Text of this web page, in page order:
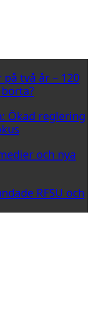
två år – 120
Ökad reglering
och nya
RFSU och